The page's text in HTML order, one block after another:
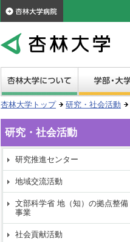
杏林大学トップ 研究・社会活動
研究・社会活動
研究推進センター
地域交流活動
文部科学省 地（知）の拠点整備
事業
社会貢献活動